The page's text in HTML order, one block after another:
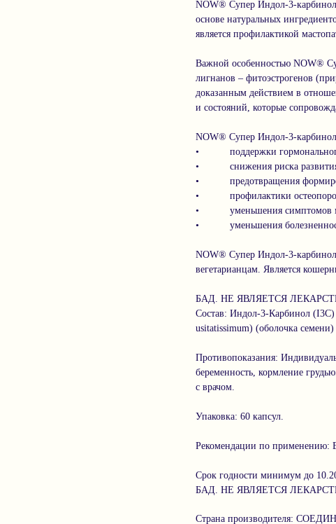
NOW® Супер Индол-3-
основе натуральных
является профилактикой
Важной особенностью NOW®
лигнанов – фитоэстрогенов
доказанным действием в
и состояний, которые
NOW® Супер Индол-3-карбинол
• поддержки гормонального
• снижения риска развития
• предотвращения
• профилактики
• уменьшения симптомов
• уменьшения
NOW® Супер Индол-3-
вегетарианцам. Является
БАД. НЕ ЯВЛЯЕТСЯ
Состав: Индол-3-Карбинол
usitatissimum) (оболочка семени)
Противопоказания:
беременность, кормление
с врачом.
Упаковка: 60 капсул.
Рекомендации по применению:
Срок годности минимум до
БАД. НЕ ЯВЛЯЕТСЯ
Страна производителя: